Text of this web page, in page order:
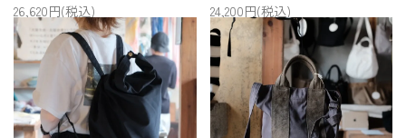
26,620円(税込)
24,200円(税込)